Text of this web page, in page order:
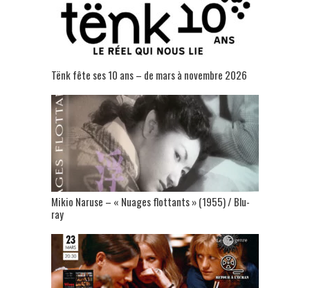
Tënk fête ses 10 ans – de mars à novembre 2026
Mikio Naruse – « Nuages flottants » (1955) / Blu-
ray